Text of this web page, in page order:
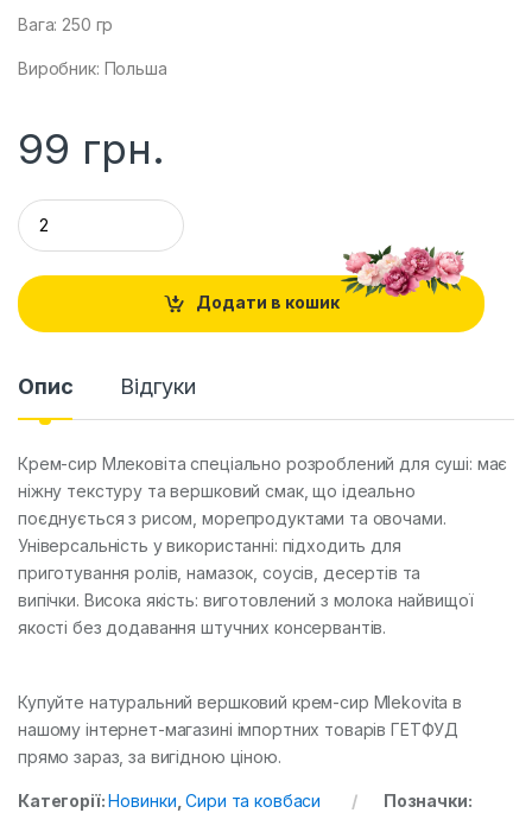
Вага: 250 гр
Виробник: Польша
99 грн.
Q
u
a
t
i
Додати в кошик
Опис Відгуки
Крем-сир Млековіта спеціально розроблений для суші: має
ніжну текстуру та вершковий смак, що ідеально
поєднується з рисом, морепродуктами та овочами.
Універсальність у використанні: підходить для
приготування ролів, намазок, соусів, десертів та
випічки. Висока якість: виготовлений з молока найвищої
якості без додавання штучних консервантів.
Купуйте натуральний вершковий крем-сир Mlekovita в
нашому інтернет-магазині імпортних товарів ГЕТФУД
прямо зараз, за вигідною ціною.
Категорії:Новинки ,Сири та ковбаси
Позначки: